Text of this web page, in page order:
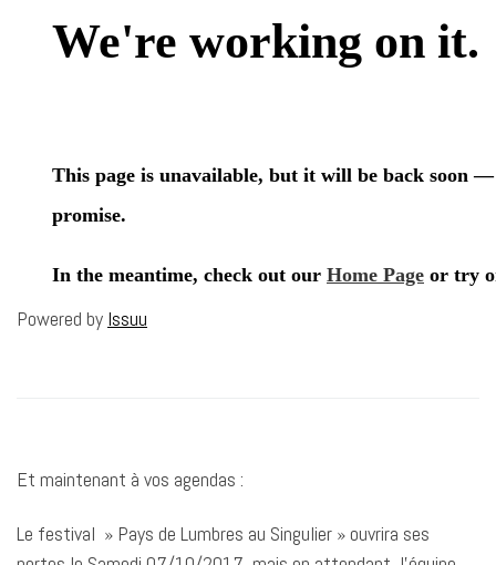
Powered by Issuu
Et maintenant à vos agendas :
Le festival » Pays de Lumbres au Singulier » ouvrira ses